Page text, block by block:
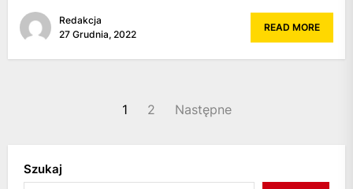
Redakcja
27 Grudnia, 2022
READ MORE
Stronicowanie
1 2 Następne
Szukaj